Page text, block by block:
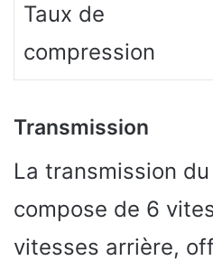
Taux de
compression
Transmission
La transmission
compose de 6
vitesses arrière,